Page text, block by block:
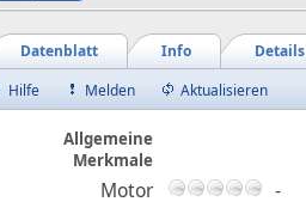
Details
Info
Datenblatt
Hilfe Melden Aktualisieren
Allgemeine
Merkmale
Motor
-